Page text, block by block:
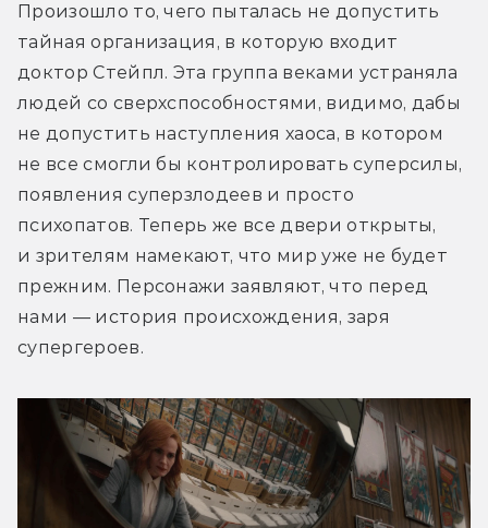
Произошло то, чего пыталась не допустить
тайная организация, в которую входит
доктор Стейпл. Эта группа веками устраняла
людей со сверхспособностями, видимо, дабы
не допустить наступления хаоса, в котором
не все смогли бы контролировать суперсилы,
появления суперзлодеев и просто
психопатов. Теперь же все двери открыты,
и зрителям намекают, что мир уже не будет
прежним. Персонажи заявляют, что перед
нами — история происхождения, заря
супергероев.